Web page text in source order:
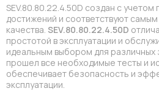
SEV.80.80.22.4.50D создан с учетом
достижений и соответствуют
качества. SEV.80.80.22.4.50D
простотой в эксплуатации и
идеальным выбором для различных
прошел все необходимые тесты и
обеспечивает безопасность и
эксплуатации.